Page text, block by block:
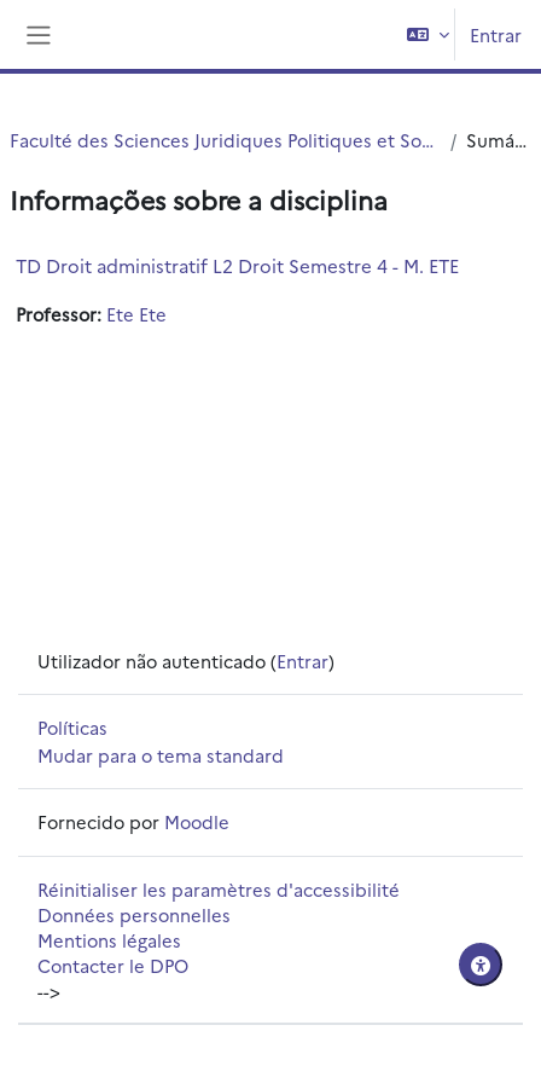
Entrar
Faculté des Sciences Juridiques Politiques et Sociales Sumário
Informações sobre a disciplina
TD Droit administratif L2 Droit Semestre 4 - M. ETE
Professor: Ete Ete
Utilizador não autenticado (Entrar)
Políticas
Mudar para o tema standard
Fornecido por Moodle
Réinitialiser les paramètres d'accessibilité
Données personnelles
Mentions légales
Contacter le DPO
-->